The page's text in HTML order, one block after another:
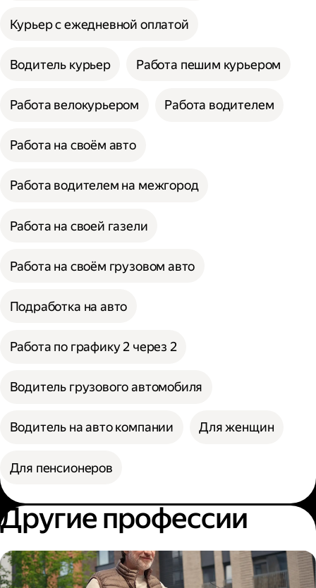
Курьер с ежедневной оплатой
Водитель курьер Работа пешим курьером
Работа велокурьером Работа водителем
Работа на своём авто
Работа водителем на межгород
Работа на своей газели
Работа на своём грузовом авто
Подработка на авто
Работа по графику 2 через 2
Водитель грузового автомобиля
Водитель на авто компании Для женщин
Для пенсионеров
Другие профессии